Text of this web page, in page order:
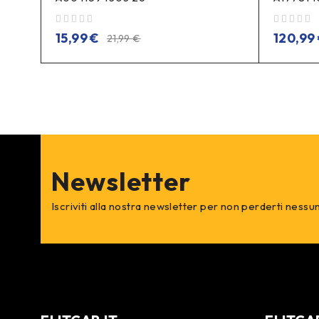
21,99€
15,99€ 120,99
Newsletter
Iscriviti alla nostra newsletter per non perderti